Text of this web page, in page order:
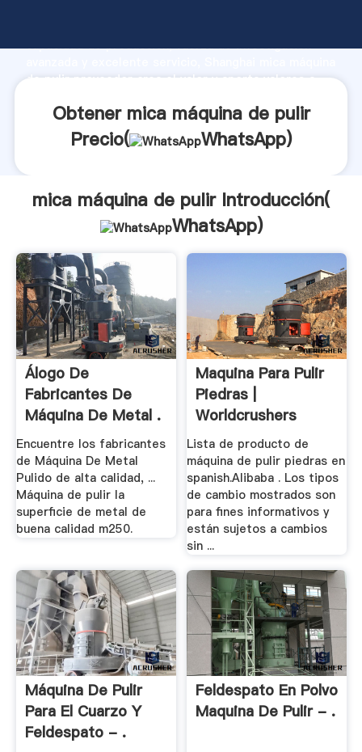
capacidad de producción, fuerza de investigación
de pulir proveedor crea el valor y aporta valores a
Obtener mica máquina de pulir
Precio(
WhatsApp)
mica máquina de pulir Introducción(
WhatsApp)
Álogo De
Fabricantes De
Máquina De Metal .
Encuentre los fabricantes
de Máquina De Metal
Pulido de alta calidad, ...
Máquina de pulir la
superficie de metal de
buena calidad m250.
Maquina Para Pulir
Piedras |
Worldcrushers
Lista de producto de
máquina de pulir piedras en
spanish.Alibaba . Los tipos
de cambio mostrados son
para fines informativos y
están sujetos a cambios
sin ...
Máquina De Pulir
Para El Cuarzo Y
Feldespato - .
Feldespato En Polvo
Maquina De Pulir - .